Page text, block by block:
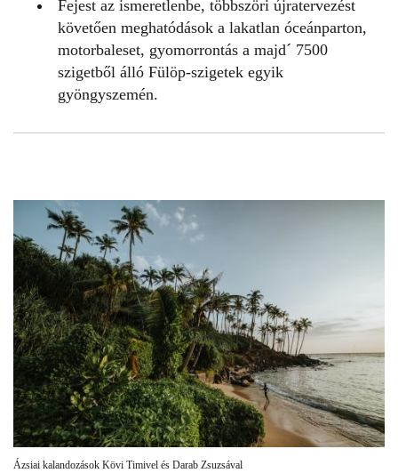
Fejest az ismeretlenbe, többszöri újratervezést
követően meghatódások a lakatlan óceánparton,
motorbaleset, gyomorrontás a majd´ 7500
szigetből álló Fülöp-szigetek egyik
gyöngyszemén.
Ázsiai kalandozások Kövi Timivel és Darab Zsuzsával